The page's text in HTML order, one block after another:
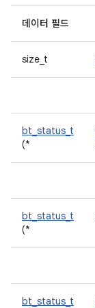
데이터 필드
size_t
bt_status_t
(*
bt_status_t
(*
bt_status_t